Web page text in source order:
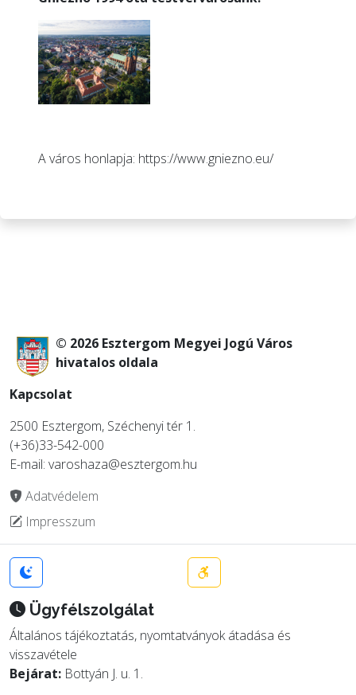
A város honlapja: https://www.gniezno.eu/
© 2026 Esztergom Megyei Jogú Város
hivatalos oldala
Kapcsolat
2500 Esztergom, Széchenyi tér 1.
(+36)33-542-000
E-mail: varoshaza@esztergom.hu
Adatvédelem
Impresszum
Ügyfélszolgálat
Általános tájékoztatás, nyomtatványok átadása és
visszavétele
Bejárat: Bottyán J. u. 1.